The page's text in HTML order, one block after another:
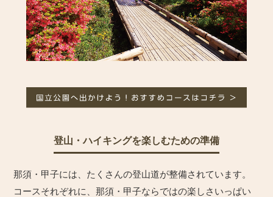
登山・ハイキングを楽しむための準備
那須・甲子には、たくさんの登山道が整備されています。
コースそれぞれに、那須・甲子ならではの楽しさいっぱい